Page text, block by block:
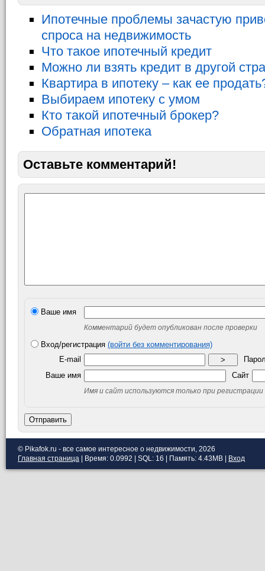
Ипотечные проблемы зачастую
спроса на недвижимость
Что такое ипотечный кредит
Можно ли взять кредит в другой
Квартира в ипотеку – как ее
Выбираем ипотеку с умом
Кто такой ипотечный брокер?
Обратная ипотека
Оставьте комментарий!
Ваше имя
Комментарий будет опубликован после проверки
Вход/регистрация (войти без комментирования)
E-mail
>
Ваше имя
Сайт
Имя и сайт используются только при регистрации
Отправить
© Pikafok.ru - все самое интересное о недвижимости, 2026
Главная страница | Время: 0.0992 | SQL: 16 | Память: 4.43MB Вход